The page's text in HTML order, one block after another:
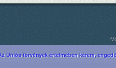
Uniós törvények értelmében kérem,